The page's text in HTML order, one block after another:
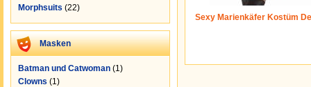
Morphsuits (22)
Masken
Batman und Catwoman (1)
Clowns (1)
Sexy Marienkäfer Kostüm